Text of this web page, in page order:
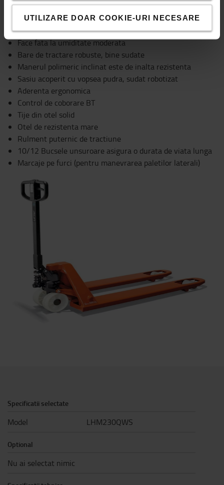
UTILIZARE DOAR COOKIE-URI NECESARE
Pentru utilizare in conditii umede, la temperaturi negative
si in industria de prelucrare a produselor alimentare cu
marfuri ambalate
Face fata la umiditate moderata
Bare de tractare robuste, bine sudate
Manerul polimeric inclinat este de inalta rezistenta
Sasiu acoperit cu vopsea pudra, sudat robotizat
Aderenta ergonomica
Control de coborare BT
Tije din otel solid
Otel de rezistenta mare
Rulment puternic de tractiune
10/12 Bucsele unsuroare asigura o durata de viata lunga
Marcaje pe furci (pentru manevrarea paletilor laterali)
Specificatii selectate
Model LHM230QWS
Optional
Nu ai selectat nimic